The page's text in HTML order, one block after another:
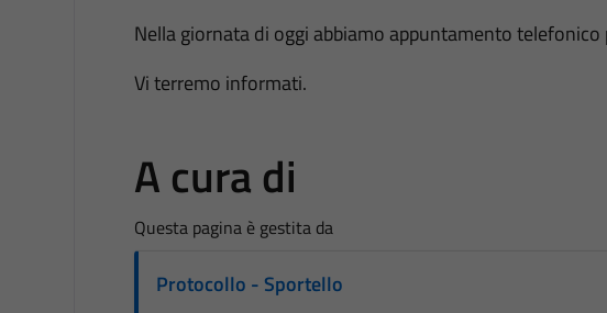
Nella giornata di oggi abbiamo appuntamento
Vi terremo informati.
A cura di
Questa pagina è gestita da
Protocollo - Sportello